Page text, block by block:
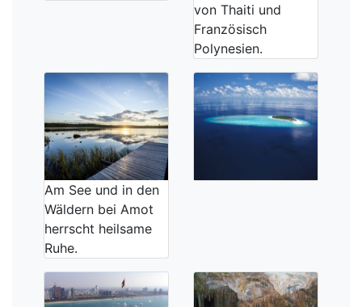
von Thaiti und
Französisch
Polynesien.
Am See und in den
Wäldern bei Amot
herrscht heilsame
Ruhe.